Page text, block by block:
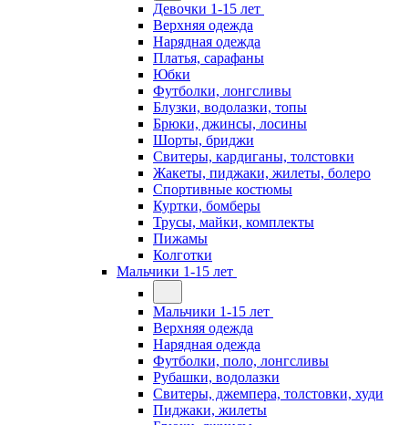
Девочки 1-15 лет
Верхняя одежда
Нарядная одежда
Платья, сарафаны
Юбки
Футболки, лонгсливы
Блузки, водолазки, топы
Брюки, джинсы, лосины
Шорты, бриджи
Свитеры, кардиганы, толстовки
Жакеты, пиджаки, жилеты, болеро
Спортивные костюмы
Куртки, бомберы
Трусы, майки, комплекты
Пижамы
Колготки
Мальчики 1-15 лет
Мальчики 1-15 лет
Верхняя одежда
Нарядная одежда
Футболки, поло, лонгсливы
Рубашки, водолазки
Свитеры, джемпера, толстовки, худи
Пиджаки, жилеты